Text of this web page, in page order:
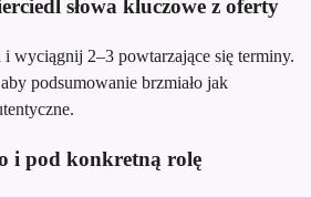
słowa kluczowe z oferty
wyciągnij 2–3 powtarzające się terminy.
podsumowanie brzmiało jak
i pod konkretną rolę